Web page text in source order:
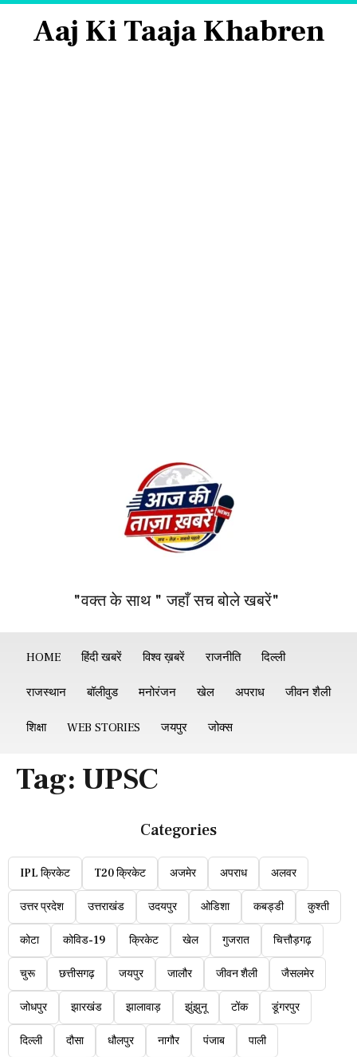
Aaj Ki Taaja Khabren
"वक्त के साथ " जहाँ सच बोले खबरें"
HOME हिंदी खबरें विश्व ख़बरें राजनीति दिल्ली
राजस्थान बॉलीवुड मनोरंजन खेल अपराध जीवन शैली
शिक्षा WEB STORIES जयपुर जोक्स
Tag: UPSC
Categories
IPL क्रिकेट T20 क्रिकेट अजमेर अपराध अलवर
उत्तर प्रदेश उत्तराखंड उदयपुर ओडिशा कबड्डी कुश्ती
कोटा कोविड-19 क्रिकेट खेल गुजरात चित्तौड़गढ़
चुरू छत्तीसगढ़ जयपुर जालौर जीवन शैली जैसलमेर
जोधपुर झारखंड झालावाड़ झुंझुनू टोंक डूंगरपुर
दिल्ली दौसा धौलपुर नागौर पंजाब पाली